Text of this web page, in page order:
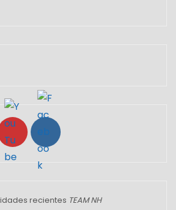
recientes TEAM NH